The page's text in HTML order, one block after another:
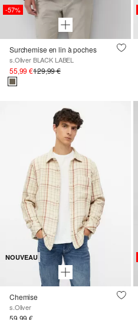
-57%
Surchemise en lin à poches
s.Oliver BLACK LABEL
55,99 €129,99 €
NOUVEAU
Chemise
s.Oliver